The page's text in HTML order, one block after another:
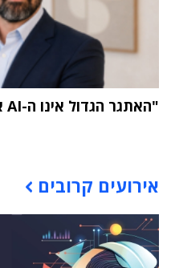
"האתגר הגדול אינו ה-AI אלא הטמעתה בארגון"
אירועים קרובים